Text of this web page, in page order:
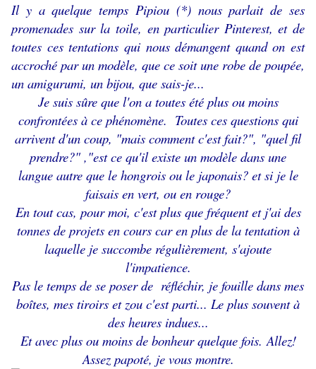
Il y a quelque temps Pipiou (*) nous parlait de ses
promenades sur la toile, en particulier Pinterest, et de
toutes ces tentations qui nous démangent quand on est
accroché par un modèle, que ce soit une robe de poupée,
un amigurumi, un bijou, que sais-je...
Je suis sûre que l'on a toutes été plus ou moins
confrontées à ce phénomène. Toutes ces questions qui
arrivent d'un coup, "mais comment c'est fait?", "quel fil
prendre?" ,"est ce qu'il existe un modèle dans une
langue autre que le hongrois ou le japonais? et si je le
faisais en vert, ou en rouge?
En tout cas, pour moi, c'est plus que fréquent et j'ai des
tonnes de projets en cours car en plus de la tentation à
laquelle je succombe régulièrement, s'ajoute
l'impatience.
Pas le temps de se poser de réfléchir, je fouille dans mes
boîtes, mes tiroirs et zou c'est parti... Le plus souvent à
des heures indues...
Et avec plus ou moins de bonheur quelque fois.Allez!
Assez papoté, je vous montre.